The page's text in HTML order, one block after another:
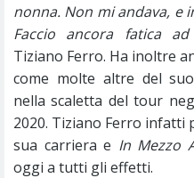
nonna. Non mi andava, e
Faccio ancora fatica ad
Tiziano Ferro. Ha inoltre
come molte altre del
nella scaletta del tour
2020. Tiziano Ferro
sua carriera e In Mezzo
oggi a tutti gli effetti.